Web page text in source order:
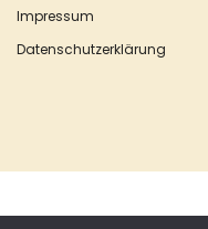
Impressum
Datenschutzerklärung